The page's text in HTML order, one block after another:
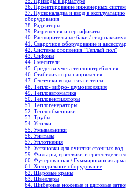
36. Проектирование инженерных систем
37. Пусконаладка и ввод в эксплуатацию
оборудования
38. Радиаторы
39. Разрешения и сертификаты
40. Расширительные баки /
41. Сварочное оборудование и
42. Системы отопления "Теплый пол"
43. Сифоны
44. Смесители
45. Средства учета теплопотребления
46. Стабилизаторы напряжения
47. Счетчики воды, газа и тепла
48. Тепло- вибро- шумоизоляция
49. Теплоавтоматика
50. Тепловентиляторы
51. Теплогенераторы
52. Теплообменники
53. Трубы
54. Уголки
55. Умывальники
56. Унитазы
57. Уплотнения
58. Установки для очистки сточных вод
59. Фильтры, грязевики и
60. Футерованная / Гуммированная
61. Холодильное oборудование
62. Шаровые краны
63. Швеллеры
64. Шиберные ножевые и щитовые